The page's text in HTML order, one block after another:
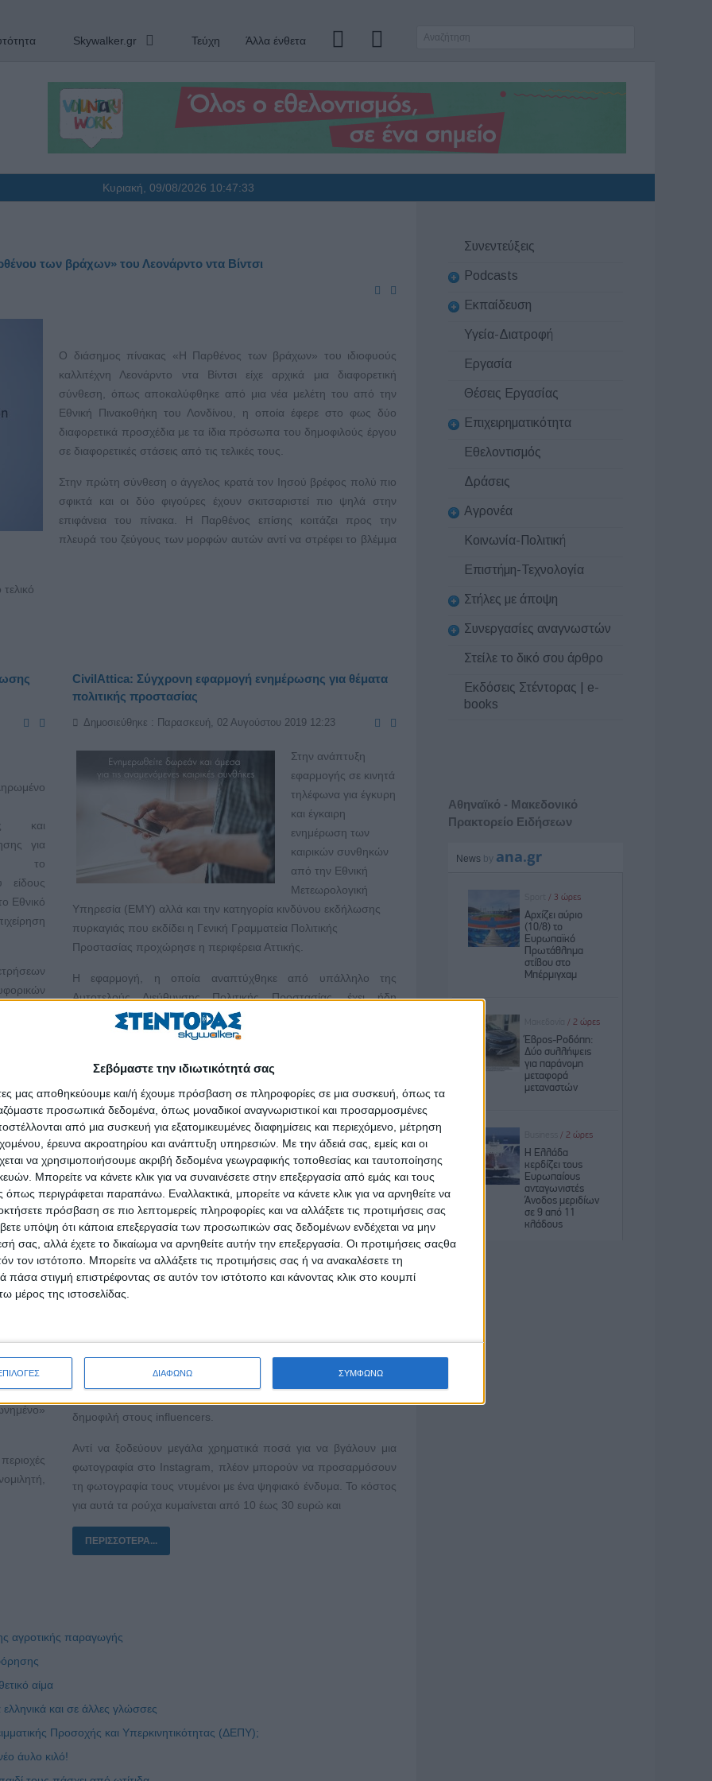
Σεβόμαστε την ιδιωτικότητά σας
μας αποθηκεύουμε και/ή έχουμε πρόσβαση σε πληροφορίες σε μια συσκευή, όπως τα
προσωπικά δεδομένα, όπως μοναδικοί αναγνωριστικοί και προσαρμοσμένες
από μια συσκευή για εξατομικευμένες διαφημίσεις και περιεχόμενο, μέτρηση
έρευνα ακροατηρίου και ανάπτυξη υπηρεσιών. Με την άδειά σας, εμείς και οι
να χρησιμοποιήσουμε ακριβή δεδομένα γεωγραφικής τοποθεσίας και ταυτοποίησης
Μπορείτε να κάνετε κλικ για να συναινέσετε στην επεξεργασία από εμάς και τους
περιγράφεται παραπάνω. Εναλλακτικά, μπορείτε να κάνετε κλικ για να αρνηθείτε να
πρόσβαση σε πιο λεπτομερείς πληροφορίες και να αλλάξετε τις προτιμήσεις σας
υπόψη ότι κάποια επεξεργασία των προσωπικών σας δεδομένων ενδέχεται να μην
σας, αλλά έχετε το δικαίωμα να αρνηθείτε αυτήν την επεξεργασία. Οι προτιμήσεις σαςθα
τον ιστότοπο. Μπορείτε να αλλάξετε τις προτιμήσεις σας ή να ανακαλέσετε τη
στιγμή επιστρέφοντας σε αυτόν τον ιστότοπο και κάνοντας κλικ στο κουμπί
μέρος της ιστοσελίδας.
ΔΙΑΦΩΝΩ ΣΥΜΦΩΝΩ
Skywalker.gr Τεύχη Άλλα ένθετα
Κυριακή, 09/08/2026 10:47:34
των βράχων» του Λεονάρντο ντα Βίντσι
Ο διάσημος πίνακας «Η Παρθένος των βράχων» του ιδιοφυούς
καλλιτέχνη Λεονάρντο ντα Βίντσι είχε αρχικά μια διαφορετική
σύνθεση, όπως αποκαλύφθηκε από μια νέα μελέτη του από την
Εθνική Πινακοθήκη του Λονδίνου, η οποία έφερε στο φως δύο
διαφορετικά προσχέδια με τα ίδια πρόσωπα του δημοφιλούς έργου
σε διαφορετικές στάσεις από τις τελικές τους.
Στην πρώτη σύνθεση ο άγγελος κρατά τον Ιησού βρέφος πολύ πιο
σφικτά και οι δύο φιγούρες έχουν σκιτσαριστεί πιο ψηλά στην
επιφάνεια του πίνακα. Η Παρθένος επίσης κοιτάζει προς την
πλευρά του ζεύγους των μορφών αυτών αντί να στρέφει το βλέμμα
και
για
το
είδους
Εθνικό
θα
CivilAttica: Σύγχρονη εφαρμογή ενημέρωσης για θέματα
πολιτικής προστασίας
Δημοσιεύθηκε : Παρασκευή, 02 Αυγούστου 2019 12:23
Στην ανάπτυξη
εφαρμογής σε κινητά
τηλέφωνα για έγκυρη
και έγκαιρη
ενημέρωση των
καιρικών συνθηκών
από την Εθνική
Μετεωρολογική
Υπηρεσία (ΕΜΥ) αλλά και την κατηγορία κινδύνου εκδήλωσης
πυρκαγιάς που εκδίδει η Γενική Γραμματεία Πολιτικής
Προστασίας προχώρησε η περιφέρεια Αττικής.
Η εφαρμογή, η οποία αναπτύχθηκε από υπάλληλο της
Αυτοτελούς Διεύθυνσης Πολιτικής Προστασίας, έχει ήδη
αναρτηθεί στο Google Play Store, στον σύνδεσμο
ΗΠΑ
να
έναν
Τι είναι τα ψηφιακά ρούχα και πώς θα επηρεάσουν την
καθημερινότητά μας
Δημοσιεύθηκε : Παρασκευή, 19 Ιουλίου 2019 14:12
Τον περασμένο
Νοέμβριο η
νορβηγική εταιρία
λιανικής πώλησης
χώρο της μόδας με
την κυκλοφορία της
πρώτης ψηφιακής συλλογής ρούχων. Τα ρούχα αυτά που
δημοφιλή στους influencers.
Αντί να ξοδεύουν μεγάλα χρηματικά ποσά για να βγάλουν μια
φωτογραφία στο Instagram, πλέον μπορούν να προσαρμόσουν
τη φωτογραφία τους ντυμένοι με ένα ψηφιακό ένδυμα. Το κόστος
για αυτά τα ρούχα κυμαίνεται από 10 έως 30 ευρώ και
ΠΕΡΙΣΣΌΤΕΡΑ...
αγροτικής παραγωγής
αίμα
και σε άλλες γλώσσες
Προσοχής και Υπερκινητικότητας (ΔΕΠΥ);
άυλο κιλό!
Συνεντεύξεις
Podcasts
Εκπαίδευση
Υγεία-Διατροφή
Εργασία
Θέσεις Εργασίας
Επιχειρηματικότητα
Εθελοντισμός
Δράσεις
Αγρονέα
Κοινωνία-Πολιτική
Επιστήμη-Τεχνολογία
Στήλες με άποψη
Συνεργασίες αναγνωστών
Στείλε το δικό σου άρθρο
Εκδόσεις Στέντορας | e-
books
Αθηναϊκό - Μακεδονικό
Πρακτορείο Ειδήσεων